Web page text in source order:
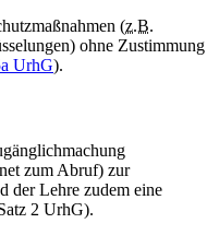
(z.B.
ohne Zustimmung
UrhG).
zum Abruf) zur
der Lehre zudem eine
2 UrhG).